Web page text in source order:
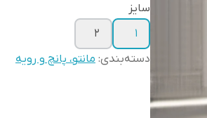
سایز
۱
۲
دسته‌بندی: مانتو، پانچ و رویه